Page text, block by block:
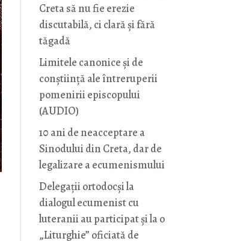
Creta să nu fie erezie
discutabilă, ci clară și fără
tăgadă
Limitele canonice și de
conștiință ale întreruperii
pomenirii episcopului
(AUDIO)
10 ani de neacceptare a
Sinodului din Creta, dar de
legalizare a ecumenismului
Delegații ortodocși la
dialogul ecumenist cu
luteranii au participat și la o
„Liturghie” oficiată de